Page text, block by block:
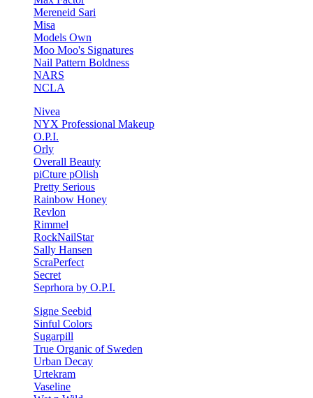
Mereneid Sari
Misa
Models Own
Moo Moo's Signatures
Nail Pattern Boldness
NARS
NCLA
Nivea
NYX Professional Makeup
O.P.I.
Orly
Overall Beauty
piCture pOlish
Pretty Serious
Rainbow Honey
Revlon
Rimmel
RockNailStar
Sally Hansen
ScraPerfect
Secret
Seprhora by O.P.I.
Signe Seebid
Sinful Colors
Sugarpill
True Organic of Sweden
Urban Decay
Urtekram
Vaseline